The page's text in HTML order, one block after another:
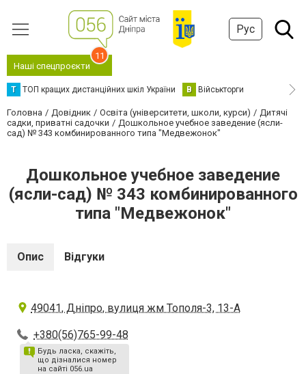
Рус
Наші спецпроєкти
11
Т ТОП кращих дистанційних шкіл України В Військторги
Головна Довідник Освіта (університети, школи, курси)
Дитячі
садки, приватні садочки
Дошкольное учебное заведение (ясли-
сад) № 343 комбинированного типа "Медвежонок"
Дошкольное учебное заведение
(ясли-сад) № 343 комбинированного
типа "Медвежонок"
Опис Відгуки
49041, Дніпро, вулиця жм Тополя-3, 13-А
+380(56)765-99-48
Будь ласка, скажіть,
що дізналися номер
на сайті 056.ua